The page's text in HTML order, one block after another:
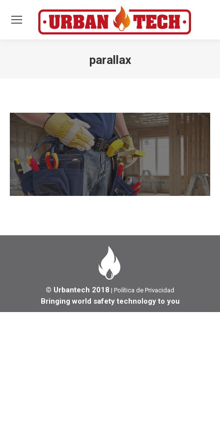
parallax
© Urbantech 2018 | Política de Privacidad
Bringing world safety technology to you